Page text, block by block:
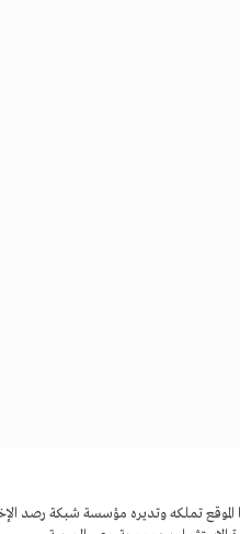
الموقع تملكه وتديره مؤسسة شبكة رصد